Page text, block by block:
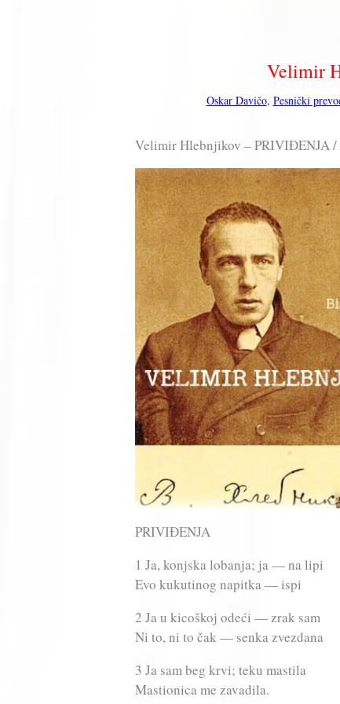
Velimir
Oskar Davičo, Pesnički
Velimir Hlebnjikov – PRIVIĐENJA /
PRIVIĐENJA
1 Ja, konjska lobanja; ja — na lipi
Evo kukutinog napitka — ispi
2 Ja u kicoškoj odeći — zrak sam
Ni to, ni to čak — senka zvezdana
3 Ja sam beg krvi; teku mastila
Mastionica me zavadila.